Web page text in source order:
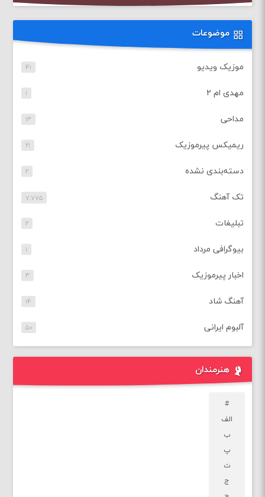
موضوعات
موزیک ویدیو ۴۱
مهدی ام ۲ ۱
مداحی ۱۳
ریمیکس پیرموزیک ۲۱
دسته‌بندی نشده ۲
تک آهنگ ۷,۷۷۵
تبلیغات ۲
بیوگرافی مرداد ۱
اخبار پیرموزیک ۳
آهنگ شاد ۱۴
آلبوم ایرانی ۵۰
هنرمندان
#
الف
ب
پ
ت
ج